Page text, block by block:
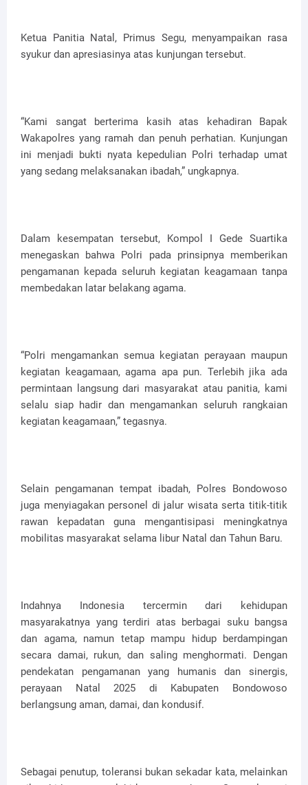
Ketua Panitia Natal, Primus Segu, menyampaikan rasa
syukur dan apresiasinya atas kunjungan tersebut.
“Kami sangat berterima kasih atas kehadiran Bapak
Wakapolres yang ramah dan penuh perhatian. Kunjungan
ini menjadi bukti nyata kepedulian Polri terhadap umat
yang sedang melaksanakan ibadah,” ungkapnya.
Dalam kesempatan tersebut, Kompol I Gede Suartika
menegaskan bahwa Polri pada prinsipnya memberikan
pengamanan kepada seluruh kegiatan keagamaan tanpa
membedakan latar belakang agama.
“Polri mengamankan semua kegiatan perayaan maupun
kegiatan keagamaan, agama apa pun. Terlebih jika ada
permintaan langsung dari masyarakat atau panitia, kami
selalu siap hadir dan mengamankan seluruh rangkaian
kegiatan keagamaan,” tegasnya.
Selain pengamanan tempat ibadah, Polres Bondowoso
juga menyiagakan personel di jalur wisata serta titik-titik
rawan kepadatan guna mengantisipasi meningkatnya
mobilitas masyarakat selama libur Natal dan Tahun Baru.
Indahnya Indonesia tercermin dari kehidupan
masyarakatnya yang terdiri atas berbagai suku bangsa
dan agama, namun tetap mampu hidup berdampingan
secara damai, rukun, dan saling menghormati. Dengan
pendekatan pengamanan yang humanis dan sinergis,
perayaan Natal 2025 di Kabupaten Bondowoso
berlangsung aman, damai, dan kondusif.
Sebagai penutup, toleransi bukan sekadar kata, melainkan